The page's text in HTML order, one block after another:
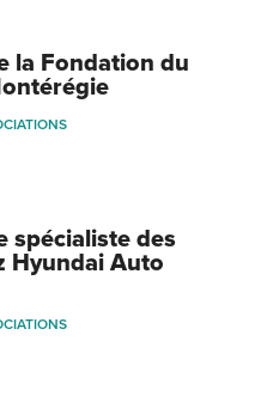
la Fondation du
spécialiste des
Hyundai Auto